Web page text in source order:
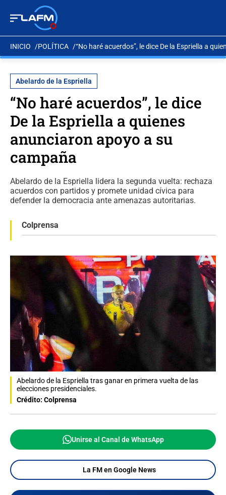
INICIO POLÍTICA “No haré acuerdos”, le dice De la Espriella a
Abelardo de la Espriella
“No haré acuerdos”, le dice
De la Espriella a quienes
anunciaron apoyo a su
campaña
Abelardo de la Espriella lidera la segunda vuelta: rechaza
acuerdos con partidos y promete unidad cívica para
defender la democracia ante amenazas autoritarias.
Colprensa
Abelardo de la Espriella tras ganar en primera vuelta de las
elecciones presidenciales.
Crédito: Colprensa
Unirse al Canal de WhatsApp
La FM en Google News